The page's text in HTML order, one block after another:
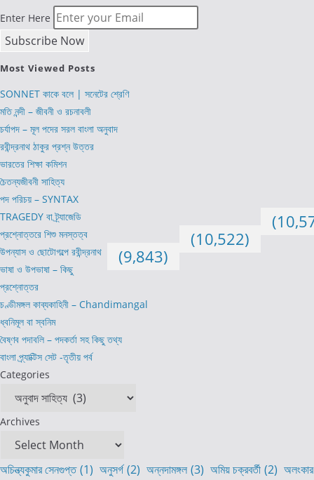
Enter Here
Most Viewed Posts
SONNET কাকে বলে | সনেটের শ্রেণি
মতি নন্দী – জীবনী ও রচনাবলী
চর্যাপদ – মূল পদের সরল বাংলা অনুবাদ
রবীন্দ্রনাথ ঠাকুর প্রশ্ন উত্তর
ভারতের শিক্ষা কমিশন
চৈতন্যজীবনী সাহিত্য
পদ পরিচয় – SYNTAX
TRAGEDY বা ট্র্যাজেডি
প্রশ্নোত্তরে শিশু মনস্তত্ব (10,522)
উপন্যাস ও ছোটোগল্পে রবীন্দ্রনাথ (9,843)
ভাষা ও উপভাষা – কিছু
প্রশ্নোত্তর
চণ্ডীমঙ্গল কাব্যকাহিনী – Chandimangal
ধ্বনিমূল বা স্বনিম
বৈষ্ণব পদাবলি – পদকর্তা সহ কিছু তথ্য
বাংলা প্র্যাক্টিস সেট -তৃতীয় পর্ব
Categories
Archives
অচিন্ত্যকুমার সেনগুপ্ত (1) অনুসর্গ (2) অন্নদামঙ্গল (3) অমিয় চক্রবর্তী (2) অলংকার